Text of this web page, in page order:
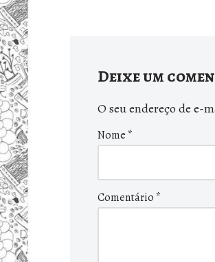
Deixe um
O seu endereço de e-
Nome *
Comentário *